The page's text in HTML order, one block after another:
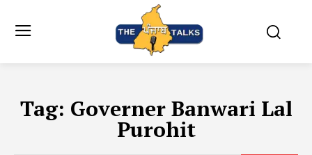
Tag: Governer Banwari Lal
Purohit